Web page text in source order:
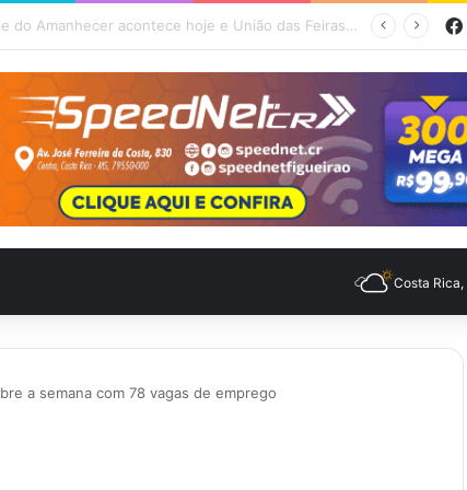
para Costa Rica nesta sexta-feira (7)
Costa Rica,
a semana com 78 vagas de emprego